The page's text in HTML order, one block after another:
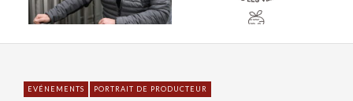
EVÉNEMENTS PORTRAIT DE PRODUCTEUR